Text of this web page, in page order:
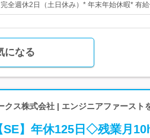
全週休2日（土日休み）* 年末年始休暇* 有
になる
クス株式会社 | エンジニアファースト
SE】年休125日◇残業月